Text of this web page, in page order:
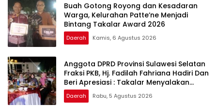
Buah Gotong Royong dan Kesadaran
Warga, Kelurahan Patte’ne Menjadi
Bintang Takalar Award 2026
Daerah Kamis, 6 Agustus 2026
Anggota DPRD Provinsi Sulawesi Selatan
Fraksi PKB, Hj. Fadilah Fahriana Hadiri Dan
Beri Apresiasi : Takalar Menyalakan
Lentera Pengabdian Melalui Malam
Apresiasi dan Inovasi Award 2026
Daerah Rabu, 5 Agustus 2026